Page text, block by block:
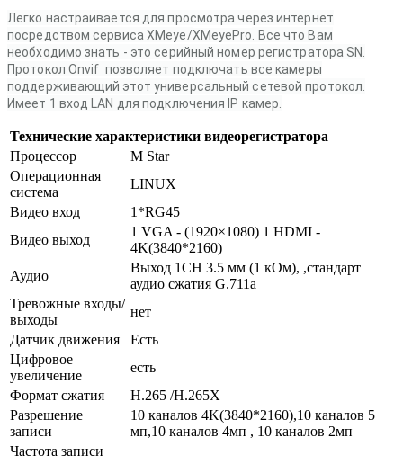
Легко настраивается для просмотра через интернет
посредством сервиса XMeye/XMeyePro . Все что Вам
необходимо знать - это серийный номер регистратора SN.
Протокол Onvif позволяет подключать все камеры
поддерживающий этот универсальный сетевой протокол.
Имеет 1 вход LAN для подключения IP камер.
Технические характеристики видеорегистратора
Процессор
M Star
Операционная
система
LINUX
Видео вход
1*RG45
Видео выход
1 VGA - (1920×1080) 1 HDMI -
4K(3840*2160)
Аудио
Выход 1CH 3.5 мм (1 кОм), ,стандарт
аудио сжатия G.711a
Тревожные входы/
выходы
нет
Датчик движения
Есть
Цифровое
увеличение
есть
Формат сжатия
H.265 /H.265X
Разрешение
записи
10 каналов 4K(3840*2160),10 каналов 5
мп,10 каналов 4мп , 10 каналов 2мп
Частота записи